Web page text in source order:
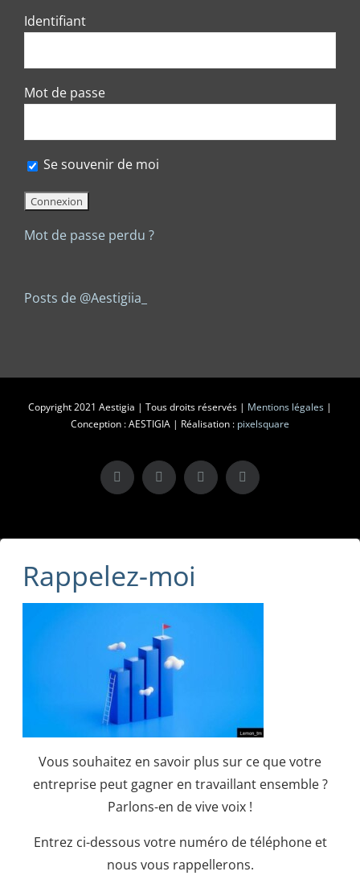
Identifiant
Mot de passe
Se souvenir de moi
Mot de passe perdu ?
Posts de @Aestigiia_
Copyright 2021 Aestigia | Tous droits réservés | Mentions légales |
Conception : AESTIGIA | Réalisation : pixelsquare
X LinkedInInstagramFacebook
Rappelez-moi
Vous souhaitez en savoir plus sur ce que votre
entreprise peut gagner en travaillant ensemble ?
Parlons-en de vive voix !
Entrez ci-dessous votre numéro de téléphone et
nous vous rappellerons.